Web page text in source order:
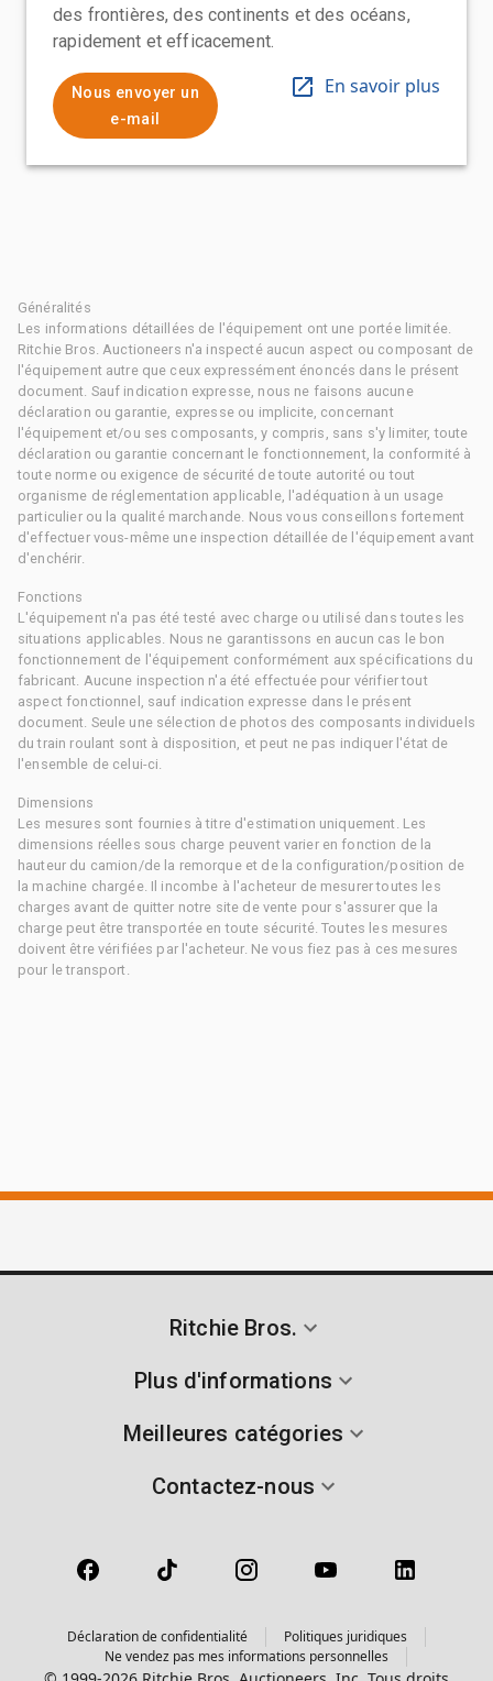
des frontières, des continents et des océans,
rapidement et efficacement.
Nous envoyer un
e-mail
En savoir plus
Généralités
Les informations détaillées de l'équipement ont une portée limitée.
Ritchie Bros. Auctioneers n'a inspecté aucun aspect ou composant de
l'équipement autre que ceux expressément énoncés dans le présent
document. Sauf indication expresse, nous ne faisons aucune
déclaration ou garantie, expresse ou implicite, concernant
l'équipement et/ou ses composants, y compris, sans s'y limiter, toute
déclaration ou garantie concernant le fonctionnement, la conformité à
toute norme ou exigence de sécurité de toute autorité ou tout
organisme de réglementation applicable, l'adéquation à un usage
particulier ou la qualité marchande. Nous vous conseillons fortement
d'effectuer vous-même une inspection détaillée de l'équipement avant
d'enchérir.
Fonctions
L'équipement n'a pas été testé avec charge ou utilisé dans toutes les
situations applicables. Nous ne garantissons en aucun cas le bon
fonctionnement de l'équipement conformément aux spécifications du
fabricant. Aucune inspection n'a été effectuée pour vérifier tout
aspect fonctionnel, sauf indication expresse dans le présent
document. Seule une sélection de photos des composants individuels
du train roulant sont à disposition, et peut ne pas indiquer l'état de
l'ensemble de celui-ci.
Dimensions
Les mesures sont fournies à titre d'estimation uniquement. Les
dimensions réelles sous charge peuvent varier en fonction de la
hauteur du camion/de la remorque et de la configuration/position de
la machine chargée. Il incombe à l'acheteur de mesurer toutes les
charges avant de quitter notre site de vente pour s'assurer que la
charge peut être transportée en toute sécurité. Toutes les mesures
doivent être vérifiées par l'acheteur. Ne vous fiez pas à ces mesures
pour le transport.
Ritchie Bros.
Plus d'informations
Meilleures catégories
Contactez-nous
Déclaration de confidentialité
Politiques juridiques
Ne vendez pas mes informations personnelles